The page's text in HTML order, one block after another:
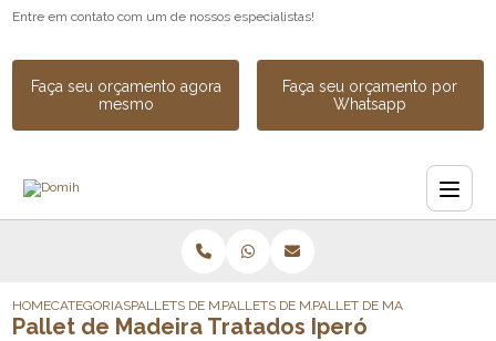
Entre em contato com um de nossos especialistas!
Faça seu orçamento agora
mesmo
Faça seu orçamento por
Whatsapp
HOMECATEGORIASPALLETS DE MADEIRAPALLETS DE MADEIRA DESCARTAVEL
PALLET DE MADEIRA
Pallet de Madeira Tratados Iperó